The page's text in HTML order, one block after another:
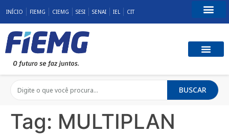
INÍCIO FIEMG CIEMG SESI SENAI IEL CIT
BUSCAR
Tag: MULTIPLAN